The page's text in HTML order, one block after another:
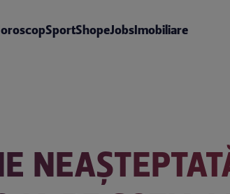
SportShopeJobsImobiliare